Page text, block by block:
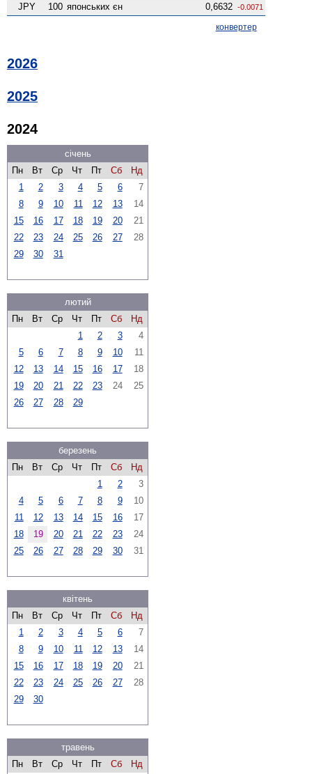
JPY 100 японських єн 0,6632 -0.0071
конвертер
2026
2025
2024
січень
Пн
Вт Ср Чт Пт Сб
Нд
1
2 3 4 5 6
7
8
9 10 11 12 13
14
15
16 17 18 19 20
21
22
23 24 25 26 27
28
29
30 31
лютий
Пн
Вт Ср Чт Пт Сб
Нд
1
2 3
4
5
6 7 8 9 10
11
12
13 14 15 16 17
18
19
20 21 22 23 24
25
26
27 28 29
березень
Пн
Вт Ср Чт Пт Сб
Нд
1
2
3
4
5 6 7 8 9
10
11
12 13 14 15 16
17
18
19 20 21 22 23
24
25
26 27 28 29 30 31
квітень
Пн
Вт Ср Чт Пт Сб
Нд
1
2 3 4 5 6
7
8
9 10 11 12 13
14
15
16 17 18 19 20
21
22
23 24 25 26 27
28
29
30
травень
Пн
Вт Ср Чт Пт Сб
Нд